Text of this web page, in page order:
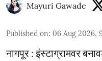
Mayuri Gawade
Published on: 06 Aug 2026,
नागपूर : इंस्टाग्रामवर